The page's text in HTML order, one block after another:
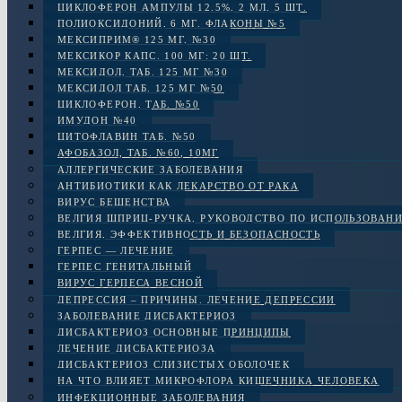
ЦИКЛОФЕРОН АМПУЛЫ 12.5%, 2 МЛ, 5 ШТ.
ПОЛИОКСИДОНИЙ, 6 МГ. ФЛАКОНЫ №5
МЕКСИПРИМ® 125 МГ, №30
МЕКСИКОР КАПС. 100 МГ: 20 ШТ.
МЕКСИДОЛ, ТАБ. 125 МГ №30
МЕКСИДОЛ ТАБ. 125 МГ №50
ЦИКЛОФЕРОН, ТАБ. №50
ИМУДОН №40
ЦИТОФЛАВИН ТАБ. №50
АФОБАЗОЛ, ТАБ. №60, 10МГ
АЛЛЕРГИЧЕСКИЕ ЗАБОЛЕВАНИЯ
АНТИБИОТИКИ КАК ЛЕКАРСТВО ОТ РАКА
ВИРУС БЕШЕНСТВА
ВЕЛГИЯ ШПРИЦ-РУЧКА, РУКОВОДСТВО ПО
ВЕЛГИЯ, ЭФФЕКТИВНОСТЬ И БЕЗОПАСНОСТЬ
ГЕРПЕС — ЛЕЧЕНИЕ
ГЕРПЕС ГЕНИТАЛЬНЫЙ
ВИРУС ГЕРПЕСА ВЕСНОЙ
ДЕПРЕССИЯ – ПРИЧИНЫ. ЛЕЧЕНИЕ ДЕПРЕССИИ
ЗАБОЛЕВАНИЕ ДИСБАКТЕРИОЗ
ДИСБАКТЕРИОЗ ОСНОВНЫЕ ПРИНЦИПЫ
ЛЕЧЕНИЕ ДИСБАКТЕРИОЗА
ДИСБАКТЕРИОЗ СЛИЗИСТЫХ ОБОЛОЧЕК
НА ЧТО ВЛИЯЕТ МИКРОФЛОРА КИШЕЧНИКА ЧЕЛОВЕКА
ИНФЕКЦИОННЫЕ ЗАБОЛЕВАНИЯ